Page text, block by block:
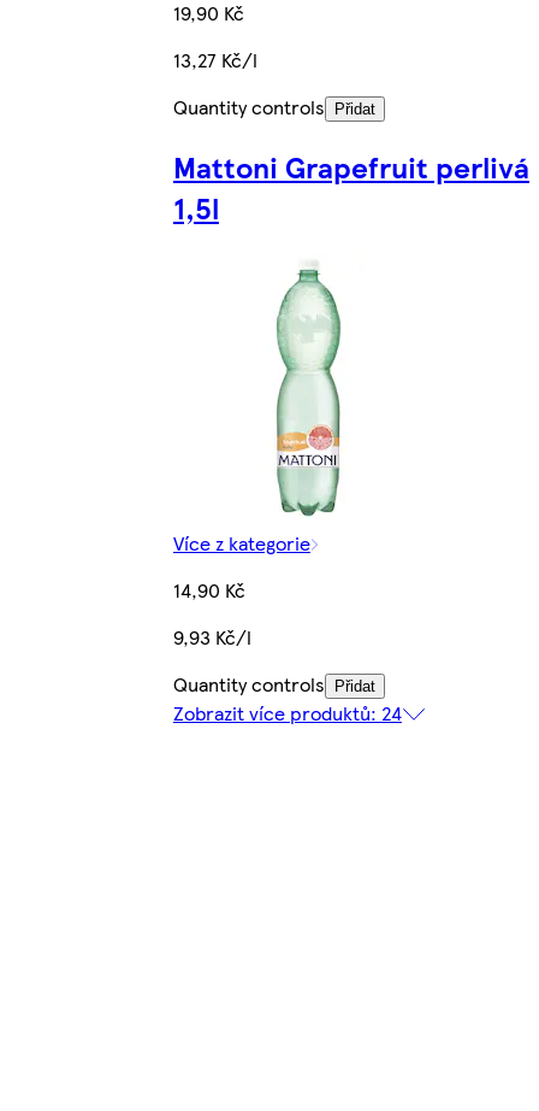
19,90 Kč
13,27 Kč/l
Quantity controls
Přidat
Mattoni Grapefruit perlivá
1,5l
Více z kategorie
14,90 Kč
9,93 Kč/l
Quantity controls
Přidat
Zobrazit více produktů: 24